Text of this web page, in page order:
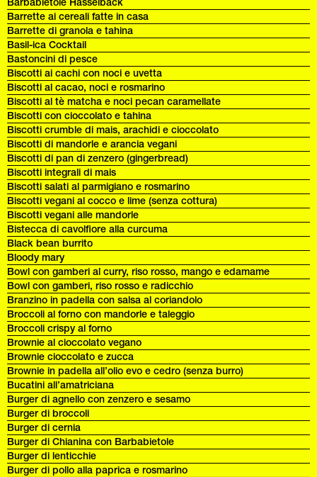
Barrette ai cereali fatte in casa
Barrette di granola e tahina
Basil-ica Cocktail
Bastoncini di pesce
Biscotti ai cachi con noci e uvetta
Biscotti al cacao, noci e rosmarino
Biscotti al tè matcha e noci pecan caramellate
Biscotti con cioccolato e tahina
Biscotti crumble di mais, arachidi e cioccolato
Biscotti di mandorle e arancia vegani
Biscotti di pan di zenzero (gingerbread)
Biscotti integrali di mais
Biscotti salati al parmigiano e rosmarino
Biscotti vegani al cocco e lime (senza cottura)
Biscotti vegani alle mandorle
Bistecca di cavolfiore alla curcuma
Black bean burrito
Bloody mary
Bowl con gamberi al curry, riso rosso, mango e edamame
Bowl con gamberi, riso rosso e radicchio
Branzino in padella con salsa al coriandolo
Broccoli al forno con mandorle e taleggio
Broccoli crispy al forno
Brownie al cioccolato vegano
Brownie cioccolato e zucca
Brownie in padella all’olio evo e cedro (senza burro)
Bucatini all’amatriciana
Burger di agnello con zenzero e sesamo
Burger di broccoli
Burger di cernia
Burger di Chianina con Barbabietole
Burger di lenticchie
Burger di pollo alla paprica e rosmarino